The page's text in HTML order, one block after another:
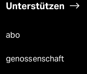
Unterstützen
abo
genossenschaft